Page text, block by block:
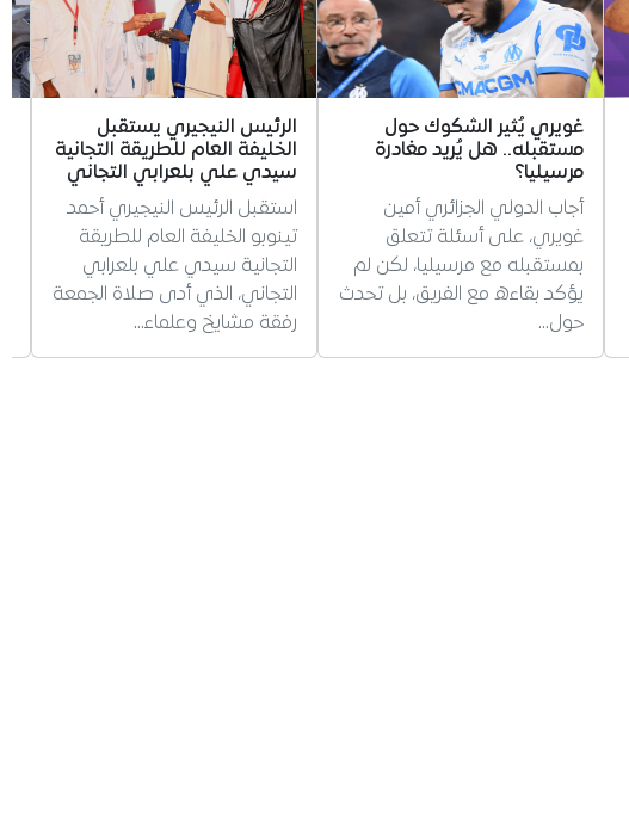
غويري يُثير الشكوك حول
مستقبله.. هل يُريد مغادرة
مرسيليا؟
أجاب الدولي الجزائري أمين
غويري، على أسئلة تتعلق
بمستقبله مع مرسيليا، لكن لم
يؤكد بقاءه مع الفريق، بل تحدث
حول…
الرئيس النيجيري يستقبل
الخليفة العام للطريقة التجانية
سيدي علي بلعرابي التجاني
استقبل الرئيس النيجيري أحمد
تينوبو الخليفة العام للطريقة
التجانية سيدي علي بلعرابي
التجاني، الذي أدى صلاة الجمعة
رفقة مشايخ وعلماء…